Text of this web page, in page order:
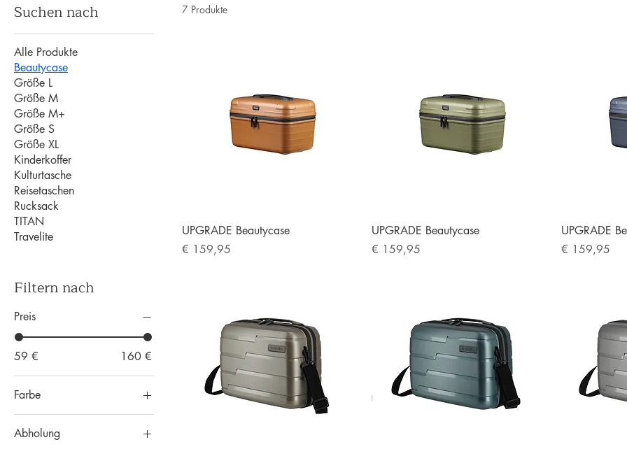
Suchen nach
Alle Produkte
Beautycase
Größe L
Größe M
Größe M+
Größe S
Größe XL
Kinderkoffer
Kulturtasche
Reisetaschen
Rucksack
TITAN
Travelite
Filtern nach
Preis
59 € 160 €
Farbe
Abholung
7 Produkte
UPGRADE Beautycase
Preis
€ 159,95
UPGRADE Beautycase
Preis
€ 159,95
UPGRADE
Preis
€ 159,95